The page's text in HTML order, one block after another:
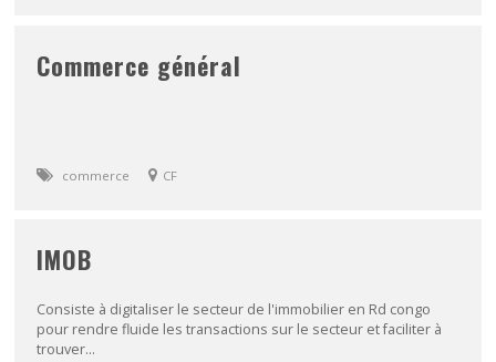
Commerce général
commerce CF
IMOB
Consiste à digitaliser le secteur de l'immobilier en Rd congo
pour rendre fluide les transactions sur le secteur et faciliter à
trouver...